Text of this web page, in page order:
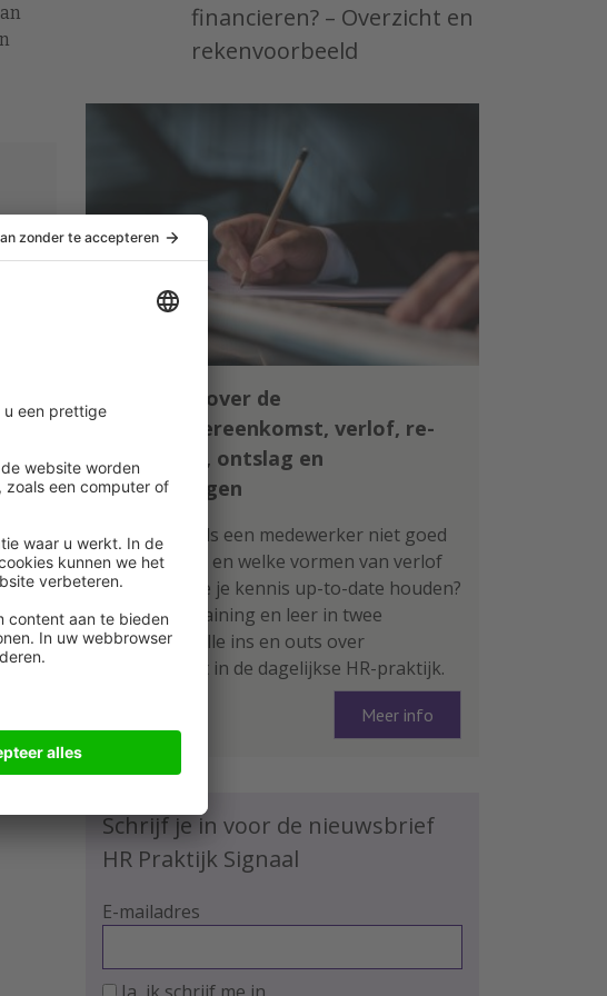
financieren? – Overzicht en
rekenvoorbeeld
Leer alles over de
arbeidsovereenkomst, verlof, re-
integratie, ontslag en
vergoedingen
Wat doe je als een medewerker niet goed
functioneert en welke vormen van verlof
zijn er? Wil je je kennis up-to-date houden?
Volg deze training en leer in twee
ochtenden alle ins en outs over
arbeidsrecht in de dagelijkse HR-praktijk.
Meer info
Schrijf je in voor de nieuwsbrief
HR Praktijk Signaal
E-mailadres